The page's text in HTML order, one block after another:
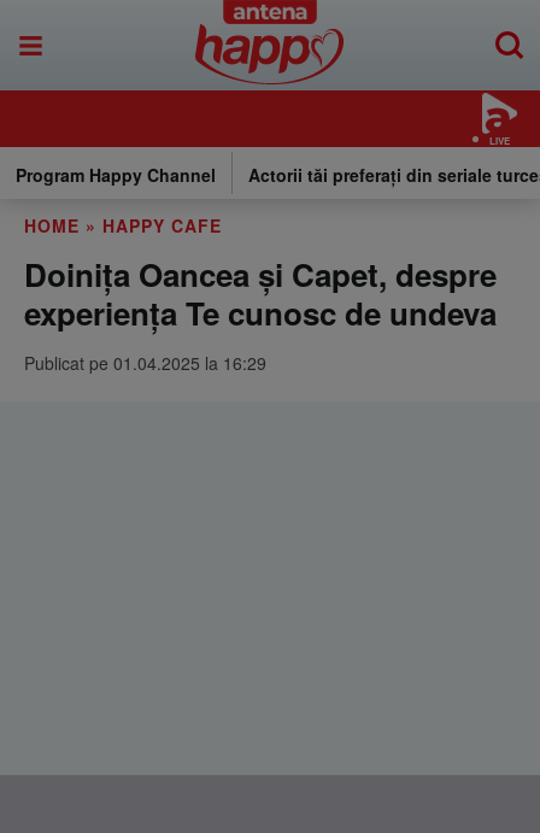
LIVE
Program Happy Channel Actorii tăi preferați din seriale
HOME » HAPPY CAFE
Doinița Oancea și Capet, despre
experiența Te cunosc de undeva
Publicat pe 01.04.2025 la 16:29